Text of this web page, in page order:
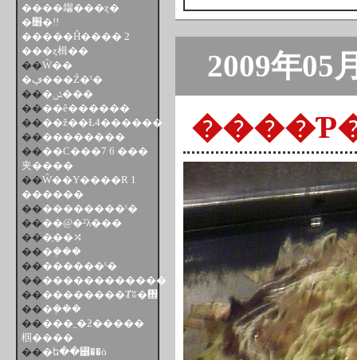
2009年05
����䥹���ȥ�
�׻�!!
�����Ĥ���� 2
���ȥ楫��
��Ŵ��
�ڥ���Ź�ˤ�
��
�ݽ���
����ê������
����ž��Ƚ4������
����������
����С���7 6 ���
夹����
��Ŵ��Υ����R 1
������
����������ˤ�
����@�²λ���
���ָ��⤭
���ܴ���
��������ˤ�
��������������
����������Ⱦʬ�᤮
���ܴ���
�����˿�ƻ�����
椢����
���ե��꡼��ȯ